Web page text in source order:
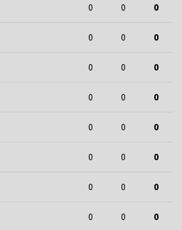
0 0 0
0 0 0
0 0 0
0 0 0
0 0 0
0 0 0
0 0 0
0 0 0